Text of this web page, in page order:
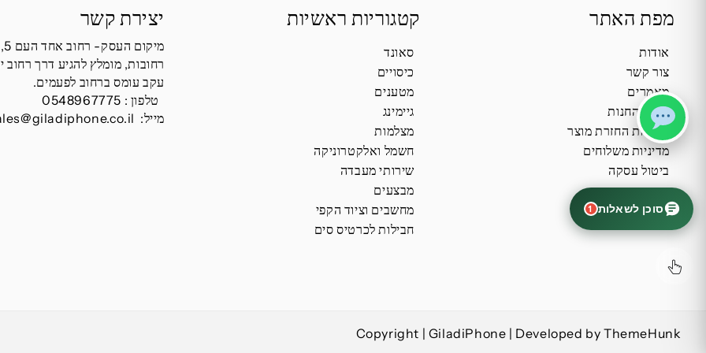
סוכן לשאלות 1
מפת האתר
אודות
צור קשר
מאמרים
תקנון החנות
מדיניות החזרת מוצר
מדיניות משלוחים
ביטול עסקה
קטגוריות ראשיות
סאונד
כיסויים
מטענים
גיימינג
מצלמות
חשמל ואלקטרוניקה
שירותי מעבדה
מבצעים
מחשבים וציוד הקפי
חבילות לכרטיס סים
יצירת קשר
מיקום העסק- רחוב אחד העם 5,
רחובות, מומלץ להגיע דרך רחוב
עקב עומס ברחוב לפעמים.
טלפון : 0548967775
מייל:
Copyright | GiladiPhone | Developed by ThemeHunk